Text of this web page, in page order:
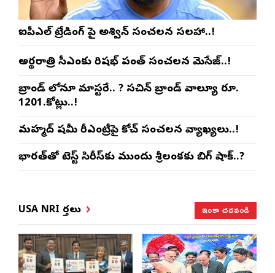
ఐపీఎల్ ట్రేడింగ్ పై అశ్విన్ సంచలన సలహా..!
అర్థరాత్రి సీఎంకు రిషభ్ పంత్ సంచలన మెసేజ్..!
బ్రాండ్ లోనూ మాస్టరే.. ? సచిన్ బ్రాండ్ వాల్యూ రూ.
1201.కోట్లు..!
మహ్మద్ షమీ రీఎంట్రీపై కోచ్ సంచలన వ్యాఖ్యలు..!
భారత్‌తో టెస్ట్ సిరీస్‌కు ముందు శ్రీలంకకు బిగ్ షాక్..?
USA NRI వార్తలు ఇంకా చదవండి